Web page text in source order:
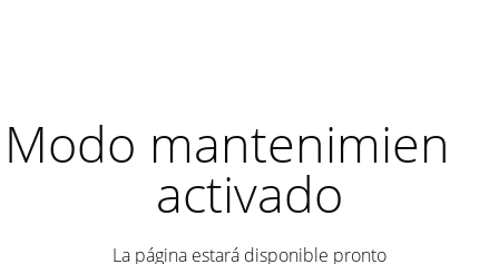
Modo mantenimiento
activado
La página estará disponible pronto